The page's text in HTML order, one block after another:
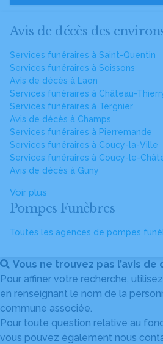
Avis de décès des
Services funéraires à Saint-Quentin
Services funéraires à Soissons
Avis de décès à Laon
Services funéraires à Château-
Services funéraires à Tergnier
Avis de décès à Champs
Services funéraires à Pierremande
Services funéraires à Coucy-la-Ville
Services funéraires à Coucy-le-
Avis de décès à Guny
Voir plus
Pompes Funèbres
Toutes les agences de pompes
Vous ne trouvez pas l’avis
Pour affiner votre recherche,
en renseignant le nom de la
commune associée.
Pour toute question relative au
vous pouvez également nous